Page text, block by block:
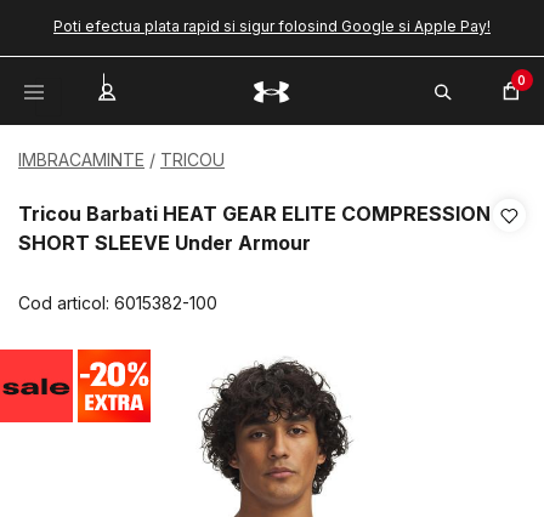
Poti efectua plata rapid si sigur folosind Google si Apple Pay!
0
IMBRACAMINTE TRICOU
Tricou Barbati HEAT GEAR ELITE COMPRESSION
SHORT SLEEVE Under Armour
Cod articol: 6015382-100